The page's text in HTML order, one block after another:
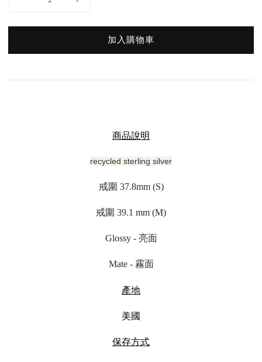
加入購物車
商品說明
recycled sterling silver
戒圍 37.8mm (S)
戒圍 39.1 mm (M)
Glossy - 亮面
Mate - 霧面
產地
美國
保存方式